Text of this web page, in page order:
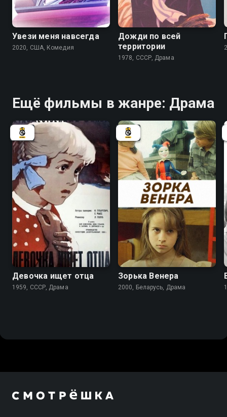
Увези меня навсегда
2020, США, Комедия
Дожди по всей
территории
1978, СССР, Драма
Ещё фильмы в жанре: Драма
7.3
Девочка ищет отца
1959, СССР, Драма
Зорька Венера
2000, Беларусь, Драма